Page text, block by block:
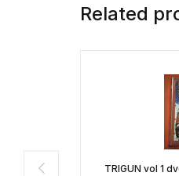
Related
TRIGUN vol 1